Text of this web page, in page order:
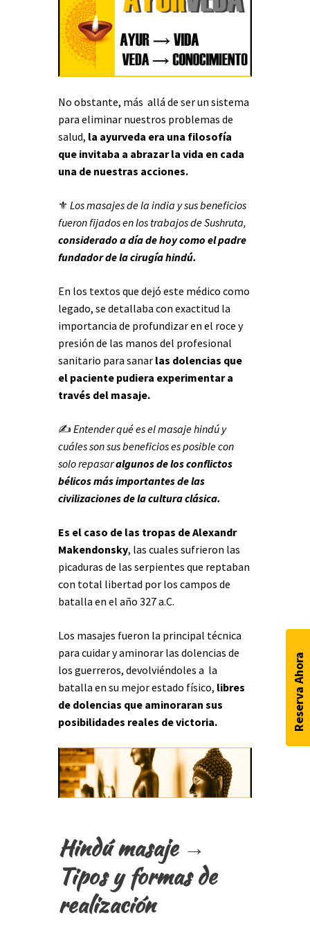
No obstante, más allá de ser un sistema
para eliminar nuestros problemas de
salud, la ayurveda era una filosofía
que invitaba a abrazar la vida en cada
una de nuestras acciones.
⚜ Los masajes de la india y sus beneficios
fueron fijados en los trabajos de Sushruta,
considerado a día de hoy como el padre
fundador de la cirugía hindú.
En los textos que dejó este médico como
legado, se detallaba con exactitud la
importancia de profundizar en el roce y
presión de las manos del profesional
sanitario para sanar las dolencias que
el paciente pudiera experimentar a
través del masaje.
✍ Entender qué es el masaje hindú y
cuáles son sus beneficios es posible con
solo repasaralgunos de los conflictos
bélicos más importantes de las
civilizaciones de la cultura clásica.
Es el caso de las tropas de Alexandr
Makendonsky, las cuales sufrieron las
picaduras de las serpientes que reptaban
con total libertad por los campos de
batalla en el año 327 a.C.
Los masajes fueron la principal técnica
para cuidar y aminorar las dolencias de
los guerreros, devolviéndoles a la
batalla en su mejor estado físico, libres
de dolencias que aminoraran sus
posibilidades reales de victoria.
Hindú masaje →
Tipos y formas de
realización
Reserva Ahora